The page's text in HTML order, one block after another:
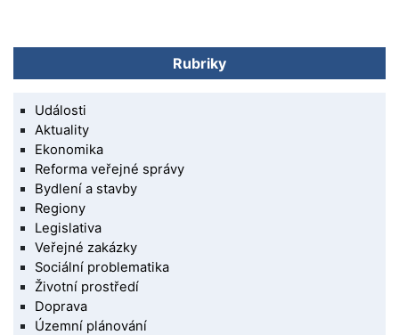
Rubriky
Události
Aktuality
Ekonomika
Reforma veřejné správy
Bydlení a stavby
Regiony
Legislativa
Veřejné zakázky
Sociální problematika
Životní prostředí
Doprava
Územní plánování